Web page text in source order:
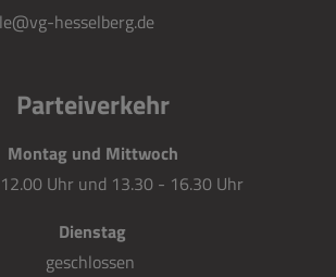
hesselberg.de
Parteiverkehr
Montag und Mittwoch
Uhr und 13.30 - 16.30 Uhr
Dienstag
geschlossen